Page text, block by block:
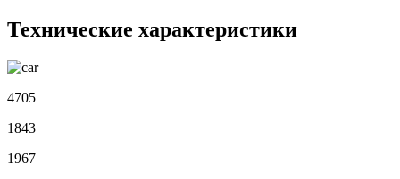
Технические характеристики
4705
1843
1967